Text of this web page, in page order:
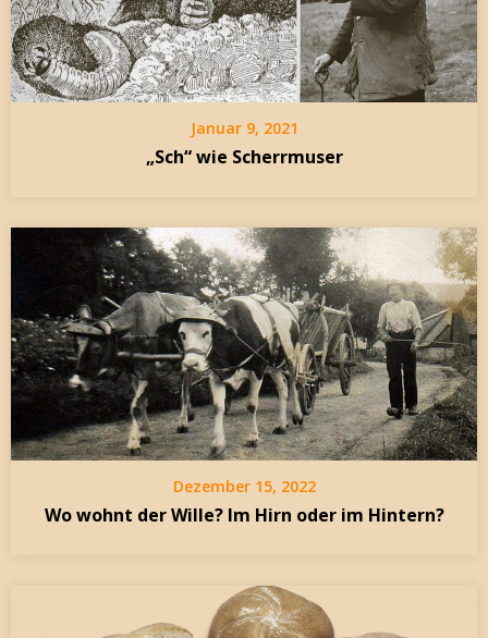
Januar 9, 2021
„Sch“ wie Scherrmuser
Dezember 15, 2022
Wo wohnt der Wille? Im Hirn oder im Hintern?